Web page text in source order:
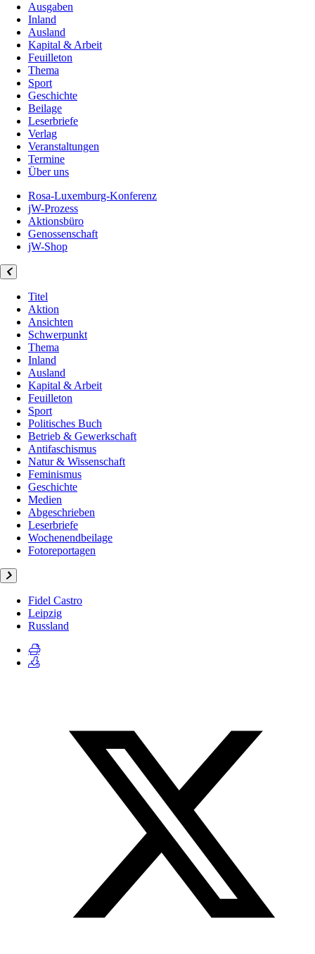
Ausgaben
Inland
Ausland
Kapital & Arbeit
Feuilleton
Thema
Sport
Geschichte
Beilage
Leserbriefe
Verlag
Veranstaltungen
Termine
Über uns
Rosa-Luxemburg-Konferenz
jW-Prozess
Aktionsbüro
Genossenschaft
jW-Shop
Titel
Aktion
Ansichten
Schwerpunkt
Thema
Inland
Ausland
Kapital & Arbeit
Feuilleton
Sport
Politisches Buch
Betrieb & Gewerkschaft
Antifaschismus
Natur & Wissenschaft
Feminismus
Geschichte
Medien
Abgeschrieben
Leserbriefe
Wochenendbeilage
Fotoreportagen
Fidel Castro
Leipzig
Russland